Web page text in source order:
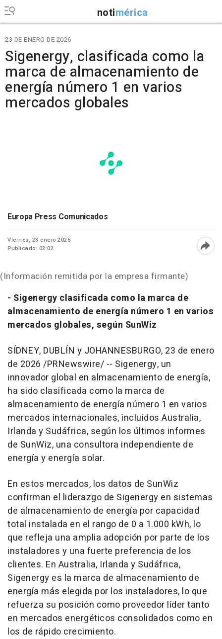
notimérica
23 DE ENERO DE 2026
Sigenergy, clasificada como la
marca de almacenamiento de
energía número 1 en varios
mercados globales
Europa Press Comunicados
Viernes, 23 enero 2026
Publicado: 02:02
(Información remitida por la empresa firmante)
- Sigenergy clasificada como la marca de
almacenamiento de energía número 1 en varios
mercados globales, según SunWiz
SÍDNEY, DUBLÍN y JOHANNESBURGO, 23 de enero
de 2026 /PRNewswire/ -- Sigenergy, un
innovador global en almacenamiento de energía,
ha sido clasificada como la marca de
almacenamiento de energía número 1 en varios
mercados internacionales, incluidos Australia,
Irlanda y Sudáfrica, según los últimos informes
de SunWiz, una consultora independiente de
energía y energía solar.
En estos mercados, los datos de SunWiz
confirman el liderazgo de Sigenergy en sistemas
de almacenamiento de energía por capacidad
total instalada en el rango de 0 a 1.000 kWh, lo
que refleja una amplia adopción por parte de los
instaladores y una fuerte preferencia de los
clientes. En Australia, Irlanda y Sudáfrica,
Sigenergy es la marca de almacenamiento de
energía más elegida por los instaladores, lo que
refuerza su posición como proveedor líder tanto
en mercados energéticos consolidados como en
los de rápido crecimiento.